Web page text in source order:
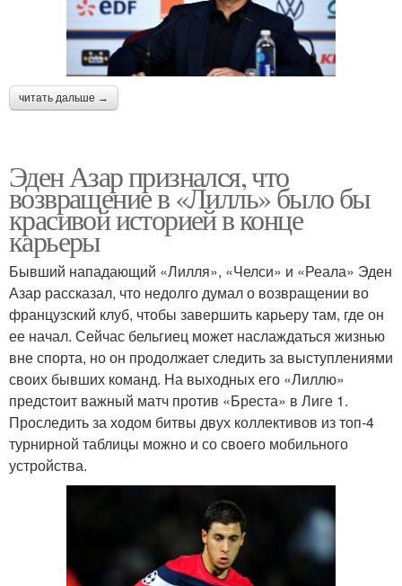
читать дальше →
Эден Азар признался, что
возвращение в «Лилль» было бы
красивой историей в конце
карьеры
Бывший нападающий «Лилля», «Челси» и «Реала» Эден
Азар рассказал, что недолго думал о возвращении во
французский клуб, чтобы завершить карьеру там, где он
ее начал. Сейчас бельгиец может наслаждаться жизнью
вне спорта, но он продолжает следить за выступлениями
своих бывших команд. На выходных его «Лиллю»
предстоит важный матч против «Бреста» в Лиге 1.
Проследить за ходом битвы двух коллективов из топ-4
турнирной таблицы можно и со своего мобильного
устройства.